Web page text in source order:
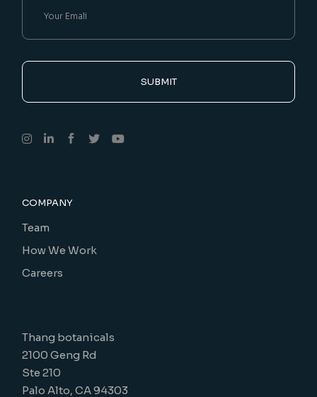
SUBMIT
COMPANY
Team
How We Work
Careers
Thang botanicals
2100 Geng Rd
Ste 210
Palo Alto, CA 94303